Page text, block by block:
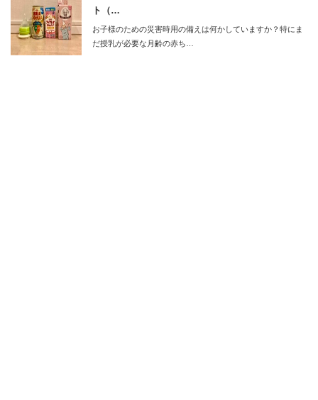
ト（…
お子様のための災害時用の備えは何かしていますか？特にま
だ授乳が必要な月齢の赤ち…